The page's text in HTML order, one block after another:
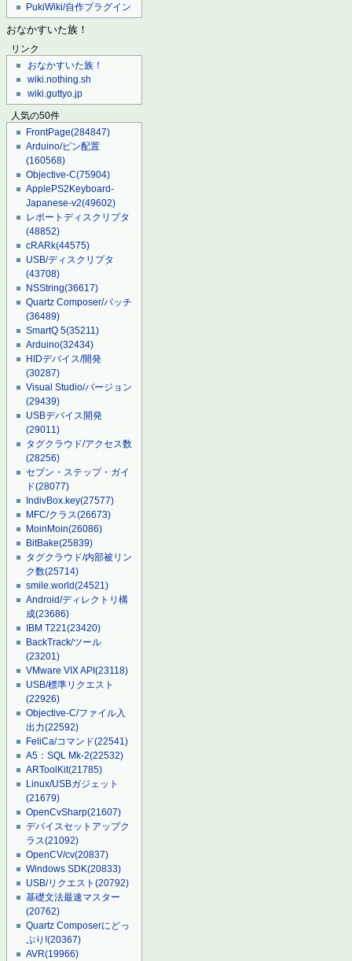
PukiWiki/自作プラグイン
おなかすいた族！
リンク
おなかすいた族！
wiki.nothing.sh
wiki.guttyo.jp
人気の50件
FrontPage(284847)
Arduino/ピン配置
(160568)
Objective-C(75904)
ApplePS2Keyboard-
Japanese-v2(49602)
レポートディスクリプタ
(48852)
cRARk(44575)
USB/ディスクリプタ
(43708)
NSString(36617)
Quartz Composer/パッチ
(36489)
SmartQ 5(35211)
Arduino(32434)
HIDデバイス/開発
(30287)
Visual Studio/バージョン
(29439)
USBデバイス開発
(29011)
タグクラウド/アクセス数
(28256)
セブン・ステップ・ガイ
ド(28077)
IndivBox.key(27577)
MFC/クラス(26673)
MoinMoin(26086)
BitBake(25839)
タグクラウド/内部被リン
ク数(25714)
smile.world(24521)
Android/ディレクトリ構
成(23686)
IBM T221(23420)
BackTrack/ツール
(23201)
VMware VIX API(23118)
USB/標準リクエスト
(22926)
Objective-C/ファイル入
出力(22592)
FeliCa/コマンド(22541)
A5：SQL Mk-2(22532)
ARToolKit(21785)
Linux/USBガジェット
(21679)
OpenCvSharp(21607)
デバイスセットアップク
ラス(21092)
OpenCV/cv(20837)
Windows SDK(20833)
USB/リクエスト(20792)
基礎文法最速マスター
(20762)
Quartz Composerにどっ
ぷり!(20367)
AVR(19966)